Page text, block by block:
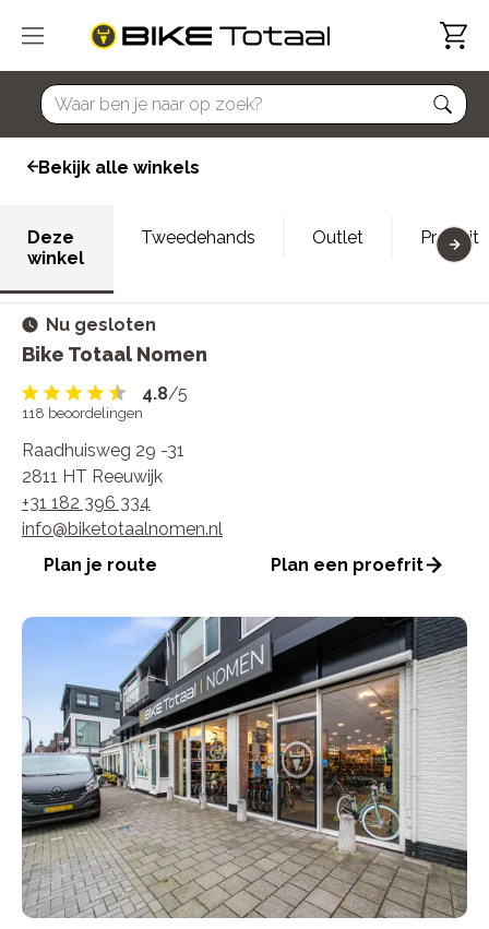
home
Bekijk alle winkels
Deze
winkel
Tweedehands Outlet Proefrit
Nu gesloten
Bike Totaal Nomen
4.8/5
118 beoordelingen
Raadhuisweg 29 -31
2811 HT Reeuwijk
+31 182 396 334
info@biketotaalnomen.nl
Plan je route
Plan een proefrit